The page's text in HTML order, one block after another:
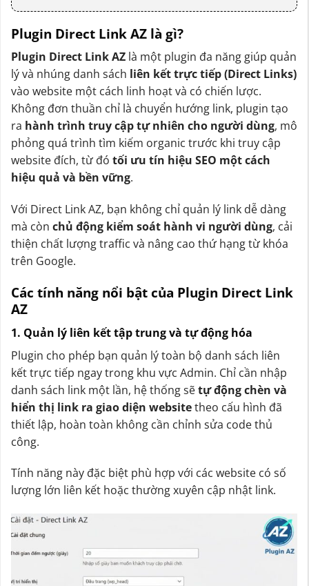
Plugin Direct Link AZ là gì?
Plugin Direct Link AZ là một plugin đa năng giúp quản
lý và nhúng danh sách liên kết trực tiếp (Direct Links)
vào website một cách linh hoạt và có chiến lược.
Không đơn thuần chỉ là chuyển hướng link, plugin tạo
ra hành trình truy cập tự nhiên cho người dùng, mô
phỏng quá trình tìm kiếm organic trước khi truy cập
website đích, từ đó tối ưu tín hiệu SEO một cách
hiệu quả và bền vững.
Với Direct Link AZ, bạn không chỉ quản lý link dễ dàng
mà còn chủ động kiểm soát hành vi người dùng, cải
thiện chất lượng traffic và nâng cao thứ hạng từ khóa
trên Google.
Các tính năng nổi bật của Plugin Direct Link
AZ
1. Quản lý liên kết tập trung và tự động hóa
Plugin cho phép bạn quản lý toàn bộ danh sách liên
kết trực tiếp ngay trong khu vực Admin. Chỉ cần nhập
danh sách link một lần, hệ thống sẽtự động chèn và
hiển thị link ra giao diện websitetheo cấu hình đã
thiết lập, hoàn toàn không cần chỉnh sửa code thủ
công.
Tính năng này đặc biệt phù hợp với các website có số
lượng lớn liên kết hoặc thường xuyên cập nhật link.